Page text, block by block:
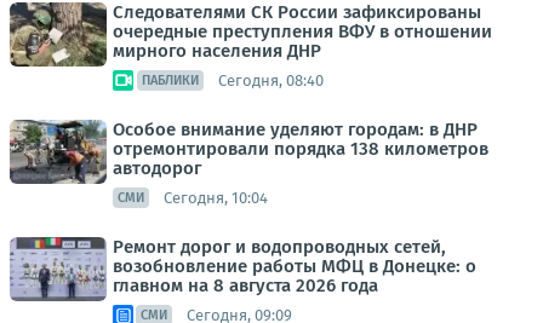
Следователями СК России зафиксированы
очередные преступления ВФУ в отношении
мирного населения ДНР
ПАБЛИКИ Сегодня, 08:40
Особое внимание уделяют городам: в ДНР
отремонтировали порядка 138 километров
автодорог
СМИ Сегодня, 10:04
Ремонт дорог и водопроводных сетей,
возобновление работы МФЦ в Донецке: о
главном на 8 августа 2026 года
СМИ Сегодня, 09:09